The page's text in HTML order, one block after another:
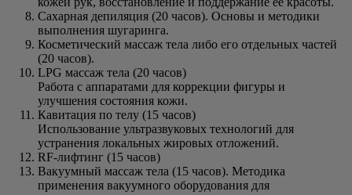
Сахарная депиляция (20 часов). Основы и методики
выполнения шугаринга.
Косметический массаж тела либо его отдельных частей
(20 часов).
LPG массаж тела (20 часов)
Работа с аппаратами для коррекции фигуры и
улучшения состояния кожи.
Кавитация по телу (15 часов)
Использование ультразвуковых технологий для
устранения локальных жировых отложений.
RF-лифтинг (15 часов)
Вакуумный массаж тела (15 часов). Методика
применения вакуумного оборудования для